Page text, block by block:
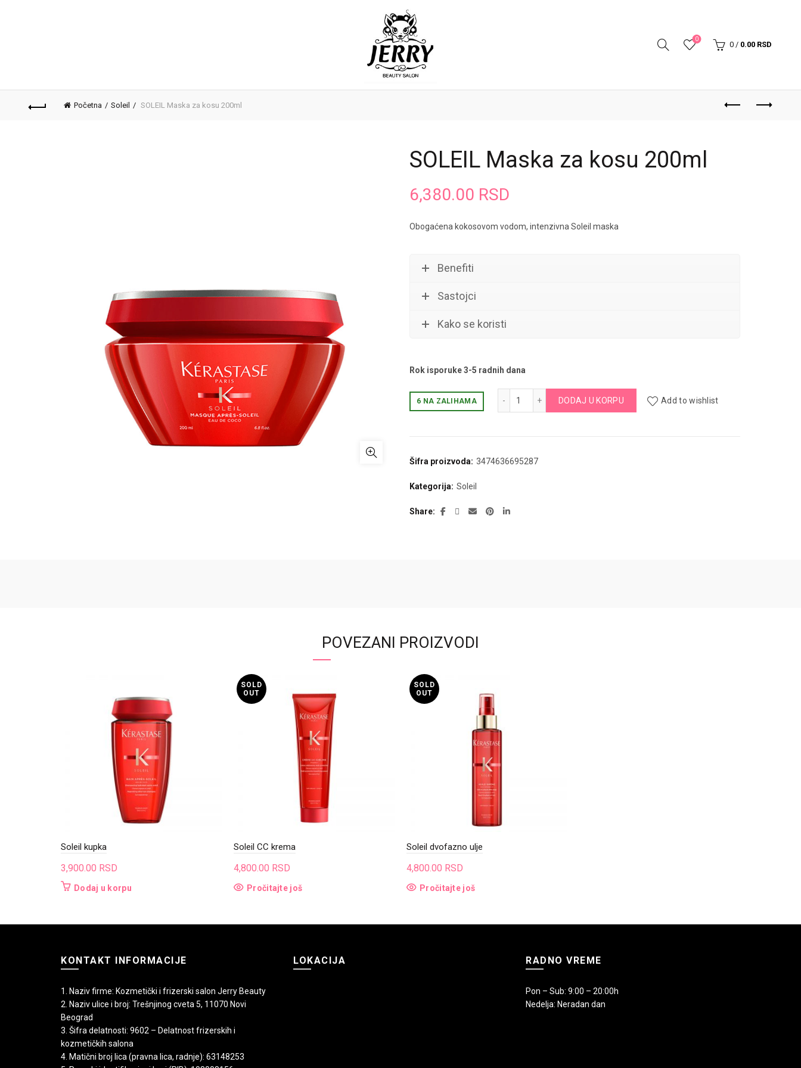
0
0 / 0.00 RSD
Početna Soleil SOLEIL Maska za kosu 200ml
SOLEIL Maska za kosu 200ml
6,380.00 RSD
Obogaćena kokosovom vodom, intenzivna Soleil maska
Benefiti
Sastojci
Kako se koristi
Rok isporuke 3-5 radnih dana
6 NA ZALIHAMA
SOLEIL Maska za kosu 200ml količina
DODAJ U KORPU Add to wishlist
Šifra proizvoda: 3474636695287
Kategorija: Soleil
Share
POVEZANI PROIZVODI
Soleil kupka
3,900.00 RSD
Dodaj u korpu
SOLD
OUT
Soleil CC krema
4,800.00 RSD
Pročitajte još
SOLD
OUT
Soleil dvofazno ulje
4,800.00 RSD
Pročitajte još
KONTAKT INFORMACIJE
1. Naziv firme: Kozmetički i frizerski salon Jerry Beauty
2. Naziv ulice i broj: Trešnjinog cveta 5, 11070 Novi
Beograd
3. Šifra delatnosti: 9602 – Delatnost frizerskih i
kozmetičkih salona
4. Matični broj lica (pravna lica, radnje): 63148253
LOKACIJA RADNO VREME
Pon – Sub: 9:00 – 20:00h
Nedelja: Neradan dan